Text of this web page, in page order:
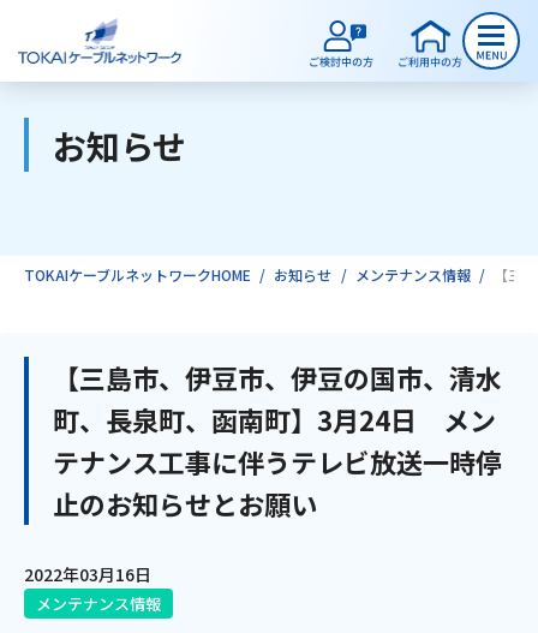
ご検討中のお客様
インターネット
テレビ
お知らせ
TOKAIケーブルネットワークHOME お知らせ メンテナンス情報 【三
【三島市、伊豆市、伊豆の国市、清水
町、長泉町、函南町】3月24日 メン
テナンス工事に伴うテレビ放送一時停
止のお知らせとお願い
2022年03月16日
メンテナンス情報